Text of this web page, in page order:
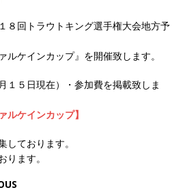
ix
i ８回トラウトキング選手権大会地方予
ルケインカップ』を開催致します。
１５日現在）・参加費を掲載致しま
ルケインカップ】
しております。
ります。